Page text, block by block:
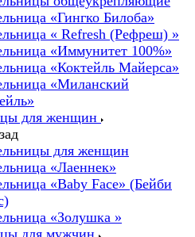
«Гингко Билоба»
« Refresh (Рефреш) »
«Иммунитет 100%»
«Коктейль Майерса»
«Миланский
для женщин
для женщин
«Лаеннек»
«Baby Face» (Бейби
«Золушка »
для мужчин